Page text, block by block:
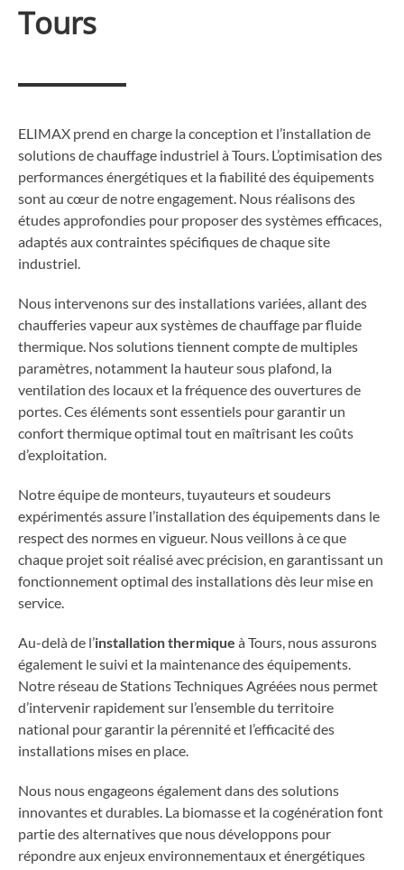
Tours
ELIMAX prend en charge la conception et l’installation de
solutions de chauffage industriel à Tours. L’optimisation des
performances énergétiques et la fiabilité des équipements
sont au cœur de notre engagement. Nous réalisons des
études approfondies pour proposer des systèmes efficaces,
adaptés aux contraintes spécifiques de chaque site
industriel.
Nous intervenons sur des installations variées, allant des
chaufferies vapeur aux systèmes de chauffage par fluide
thermique. Nos solutions tiennent compte de multiples
paramètres, notamment la hauteur sous plafond, la
ventilation des locaux et la fréquence des ouvertures de
portes. Ces éléments sont essentiels pour garantir un
confort thermique optimal tout en maîtrisant les coûts
d’exploitation.
Notre équipe de monteurs, tuyauteurs et soudeurs
expérimentés assure l’installation des équipements dans le
respect des normes en vigueur. Nous veillons à ce que
chaque projet soit réalisé avec précision, en garantissant un
fonctionnement optimal des installations dès leur mise en
service.
Au-delà de l’installation thermique à Tours, nous assurons
également le suivi et la maintenance des équipements.
Notre réseau de Stations Techniques Agréées nous permet
d’intervenir rapidement sur l’ensemble du territoire
national pour garantir la pérennité et l’efficacité des
installations mises en place.
Nous nous engageons également dans des solutions
innovantes et durables. La biomasse et la cogénération font
partie des alternatives que nous développons pour
répondre aux enjeux environnementaux et énergétiques